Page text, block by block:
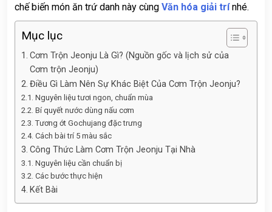
chế biến món ăn trứ danh này cùng Văn hóa giải trí nhé.
Mục lục
Cơm Trộn Jeonju Là Gì? (Nguồn gốc và lịch sử của
Cơm trộn Jeonju)
Điều Gì Làm Nên Sự Khác Biệt Của Cơm Trộn Jeonju?
Nguyên liệu tươi ngon, chuẩn mùa
Bí quyết nước dùng nấu cơm
Tương ớt Gochujang đặc trưng
Cách bài trí 5 màu sắc
Công Thức Làm Cơm Trộn Jeonju Tại Nhà
Nguyên liệu cần chuẩn bị
Các bước thực hiện
Kết Bài